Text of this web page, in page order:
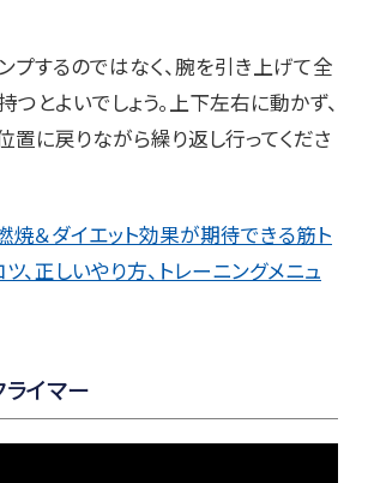
プするのではなく、腕を引き上げて全
とよいでしょう。上下左右に動かず、
置に戻りながら繰り返し行ってくださ
焼＆ダイエット効果が期待できる筋ト
、正しいやり方、トレーニングメニュ
ライマー